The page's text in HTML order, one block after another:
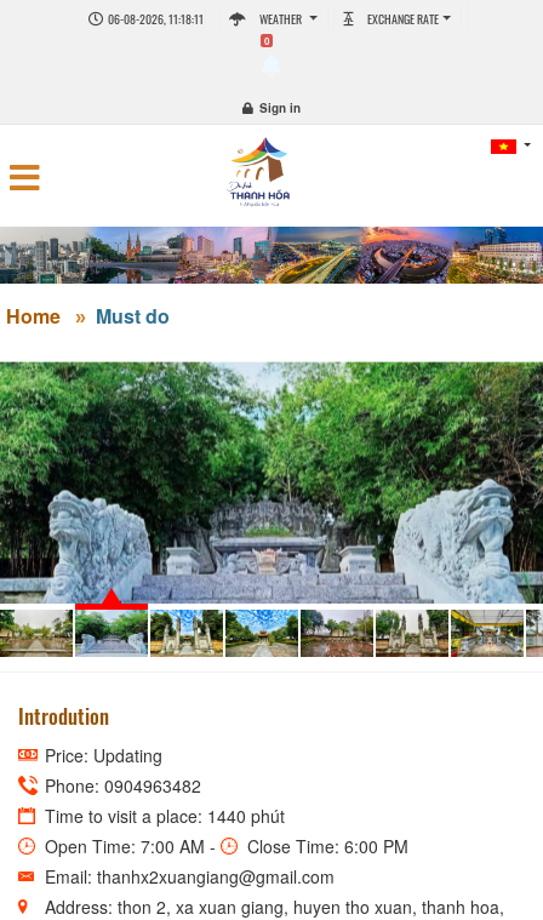
06-08-2026, 11:18:12 WEATHER EXCHANGE RATE
0
Sign in
Home Must do
LĂNG MỘ VUA LÊ DỤ TÔNG
Introdution
Price: Updating
Phone: 0904963482
Time to visit a place: 1440 phút
Open Time: 7:00 AM -
Close Time: 6:00 PM
Email: thanhx2xuangiang@gmail.com
Address: thon 2, xa xuan giang, huyen tho xuan, thanh hoa,